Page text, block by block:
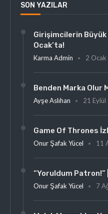
SON YAZILAR
Girişimcilerin
Ocak’ta!
Karma Admin 2
Benden Marka Olur
Ayşe Aslıhan 21
Game Of Thrones
Onur Şafak Yücel 11
“Yoruldum Patron!”
Onur Şafak Yücel 7